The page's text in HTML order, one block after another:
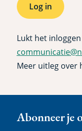
Log in
Lukt het
Meer uitleg over
Abonneer je